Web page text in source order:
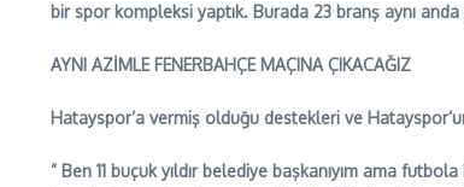
bir spor kompleksi yaptık. Burada 23 branş aynı
AYNI AZİMLE FENERBAHÇE MAÇINA ÇIKACAĞIZ
Hatayspor’a vermiş olduğu destekleri ve
” Ben 11 buçuk yıldır belediye başkanıyım ama